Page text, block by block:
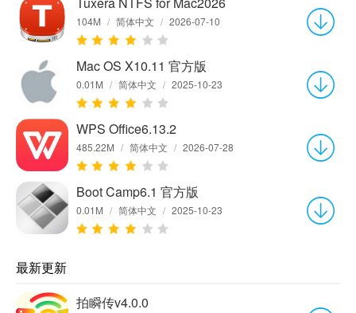
104M / 简体中文 / 2026-07-10
Mac OS X10.11 官方版
0.01M / 简体中文 / 2025-10-23
WPS Office6.13.2
485.22M / 简体中文 / 2026-07-28
Boot Camp6.1 官方版
0.01M / 简体中文 / 2025-10-23
最新更新
拍瞬传v4.0.0